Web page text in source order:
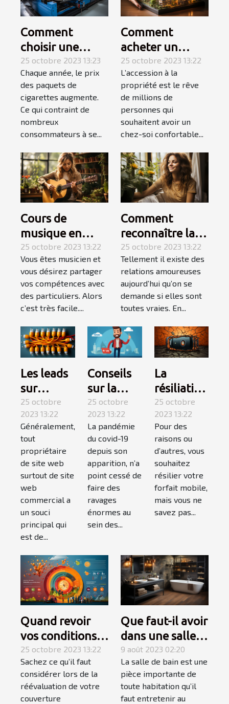
Comment
choisir une
tubeuse
électrique ?
25 octobre 2023 13:23
Chaque année, le prix
des paquets de
cigarettes augmente.
Ce qui contraint de
nombreux
consommateurs à se...
Comment
acheter un
appartement ? 3
étapes pour
faire le meilleur
choix
25 octobre 2023 13:22
L’accession à la
propriété est le rêve
de millions de
personnes qui
souhaitent avoir un
chez-soi confortable...
Cours de
musique en
Auto-
Entrepreneur :
l’essentiel de ce
qu’il faut
retenir ?
25 octobre 2023 13:22
Vous êtes musicien et
vous désirez partager
vos compétences avec
des particuliers. Alors
c’est très facile....
Comment
reconnaître la
femme de votre
vie ?
25 octobre 2023 13:22
Tellement il existe des
relations amoureuses
aujourd’hui qu’on se
demande si elles sont
toutes vraies. En...
Les leads
sur
internet :
qu’est-ce
que c’est ?
25 octobre
2023 13:22
Généralement,
tout
propriétaire
de site web
surtout de site
web
commercial a
un souci
principal qui
est de...
Conseils
sur la
covid-19 :
suivez-
les !
25 octobre
2023 13:22
La pandémie
du covid-19
depuis son
apparition, n’a
point cessé de
faire des
ravages
énormes au
sein des...
La
résiliation
téléphone
mobile,
comment
ça
marche ?
25 octobre
2023 13:22
Pour des
raisons ou
d’autres, vous
souhaitez
résilier votre
forfait mobile,
mais vous ne
savez pas...
Quand revoir
vos conditions
d’assurance-
vie ?
25 octobre 2023 13:22
Sachez ce qu’il faut
considérer lors de la
réévaluation de votre
couverture
Que faut-il avoir
dans une salle
de bain pour
qu’elle soit
complète et
élégante ?
9 août 2023 02:20
La salle de bain est une
pièce importante de
toute habitation qu’il
faut entretenir au